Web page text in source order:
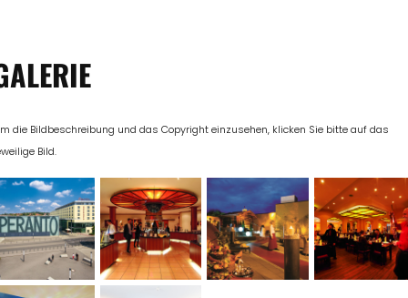
die Bildbeschreibung und das Copyright einzusehen, klicken Sie bitte auf das
Bild.